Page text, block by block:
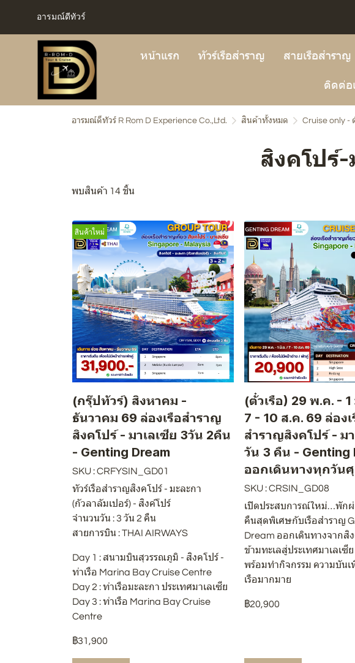
อารมณ์ดีทัวร์
หน้าแรก ทัวร์เรือสำราญ สายเรือสำราญ
ติดต่อ
อารมณ์ดีทัวร์ R Rom D Experience Co.,Ltd. สินค้าทั้งหมด Cruise only -
สิงคโปร์-
พบสินค้า 14 ชิ้น
สินค้าใหม่
(กรุ๊ปทัวร์) สิงหาคม -
ธันวาคม 69 ล่องเรือสำราญ
สิงคโปร์ - มาเลเซีย 3วัน 2คืน
- Genting Dream
SKU : CRFYSIN_GD01
ทัวร์เรือสำราญสิงคโปร์ - มะละกา
(กัวลาลัมเปอร์) - สิงค์โปร์
จำนวนวัน : 3 วัน 2 คืน
สายการบิน : THAI AIRWAYS
Day 1 : สนามบินสุวรรณภูมิ - สิงคโปร์ -
ท่าเรือ Marina Bay Cruise Centre
Day 2 : ท่าเรือมะละกา ประเทศมาเลเซีย
Day 3 : ท่าเรือ Marina Bay Cruise
Centre
฿31,900
(ตั๋วเรือ) 29 พ.ค. -
7 - 10 ส.ค. 69 ล่องเ
สำราญสิงคโปร์ - ม
วัน 3 คืน - Genting
ออกเดินทางทุกวัน
SKU : CRSIN_GD08
เปิดประสบการณ์ใหม่…พัก
คืนสุดพิเศษกับเรือสำราญ
Dream ออกเดินทางจากสิ
ข้ามทะเลสู่ประเทศมาเลเซีย
พร้อมทำกิจกรรม ความบันเ
เรือมากมาย
฿20,900